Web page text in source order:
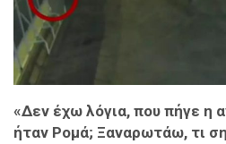
«Δεν έχω λόγια, που πήγε η
ήταν Ρομά; Ξαναρωτάω, τι